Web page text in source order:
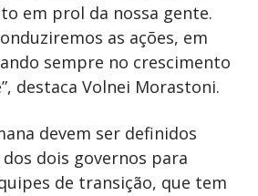
em prol da nossa gente.
as ações, em
sempre no crescimento
destaca Volnei Morastoni.
devem ser definidos
dois governos para
de transição, que tem